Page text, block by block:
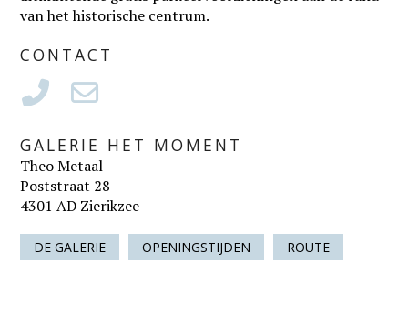
van het historische centrum.
CONTACT
GALERIE HET MOMENT
Theo Metaal
Poststraat 28
4301 AD Zierikzee
DE GALERIE OPENINGSTIJDEN ROUTE